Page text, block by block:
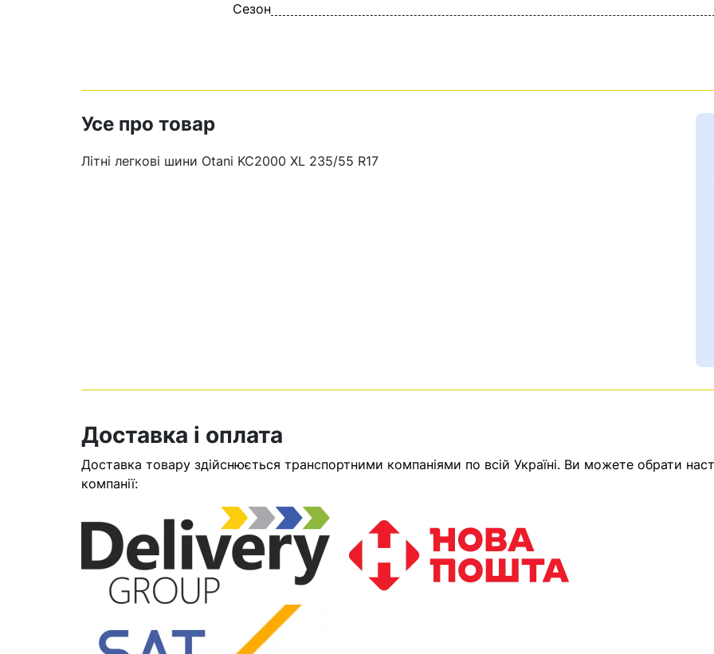
У кошику немає товарів.
Оператор зв’яжеться з
найближчим часом
Сезон
Усе про товар
Літні легкові шини Otani KC2000 XL 235/55 R17
Доставка і оплата
Доставка товару здійснюється транспортними компаніями по всій Україні. Ви можете обрати
компанії: